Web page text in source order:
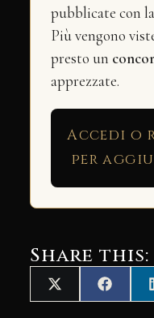
pubblicate con la
Più vengono
presto un
apprezzate.
Accedi o
per
Share this:
Share
on
X
(Twitter)
Share
on